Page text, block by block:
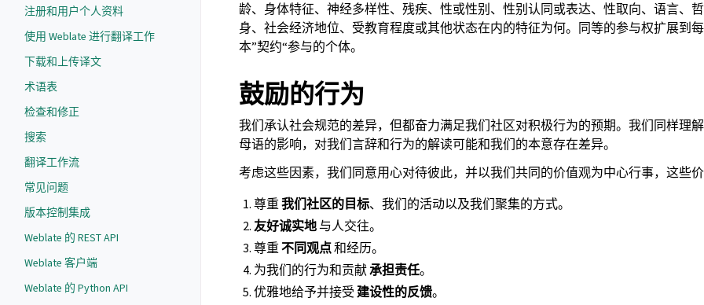
注册和用户个人资料
使用 Weblate 进行翻译工作
下载和上传译文
术语表
检查和修正
搜索
翻译工作流
常见问题
版本控制集成
Weblate 的 REST API
Weblate 客户端
Weblate 的 Python API
龄、身体特征、神经多样性、残疾、性或性别、性别认同或表达、性取向、语言、
身、社会经济地位、受教育程度或其他状态在内的特征为何。同等的参与权扩展到
本”契约“参与的个体。
鼓励的行为
我们承认社会规范的差异，但都奋力满足我们社区对积极行为的预期。我们同样理
母语的影响，对我们言辞和行为的解读可能和我们的本意存在差异。
考虑这些因素，我们同意用心对待彼此，并以我们共同的价值观为中心行事，这些价
尊重我们社区的目标、我们的活动以及我们聚集的方式。
友好诚实地与人交往。
尊重不同观点和经历。
为我们的行为和贡献承担责任。
优雅地给予并接受 建设性的反馈。